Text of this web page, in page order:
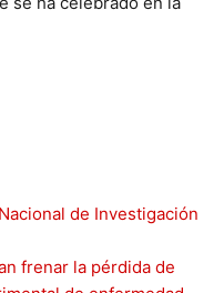
de Investigación
frenar la pérdida de